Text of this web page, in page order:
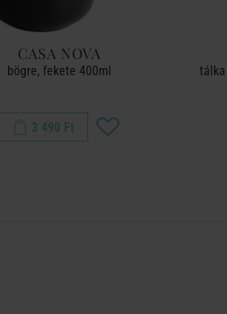
CASA NOVA
bögre, fekete 400ml
3 490 Ft